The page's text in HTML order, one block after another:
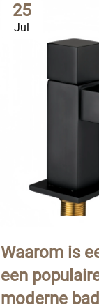
25
Jul
Waarom is
een
moderne